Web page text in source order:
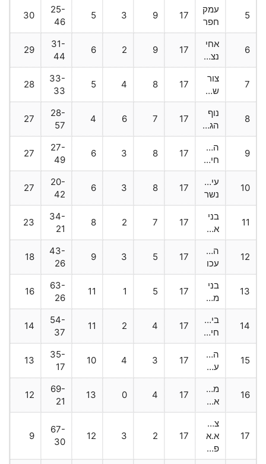
5
עמק
חפר
17
9
3
5
25-
46
30
6
אחי
נצרת
17
9
2
6
31-
44
29
7
צור
שלום
17
8
4
5
33-
33
28
8
נוף
הגליל
17
7
6
4
28-
57
27
9
הפועל
חיפה
17
8
3
6
27-
49
27
10
עירוני
נשר
17
8
3
6
20-
42
27
11
בני
אעבלין
17
7
2
8
34-
21
23
12
הפועל
עכו
17
5
3
9
43-
26
18
13
בני
ממבע
17
5
1
11
63-
26
16
14
בית"ר
חיפה
17
4
2
11
54-
37
14
15
הפועל
עפולה
17
3
4
10
35-
17
13
16
מטה
אשר2
17
4
0
13
69-
21
12
17
צעירי
א.א
פאחם
17
2
3
12
67-
30
9